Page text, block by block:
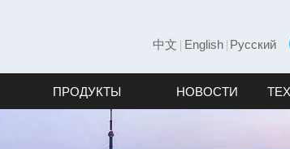
中文 English Русский
ПРОДУКТЫ НОВОСТИ